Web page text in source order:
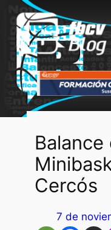
Saltar
contenido
Cercós
7 de